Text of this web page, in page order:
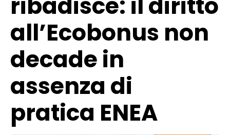
all’Ecobonus non
decade in
assenza di
pratica ENEA